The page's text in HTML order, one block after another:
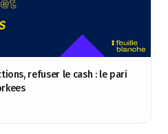
refuser le cash : le pari